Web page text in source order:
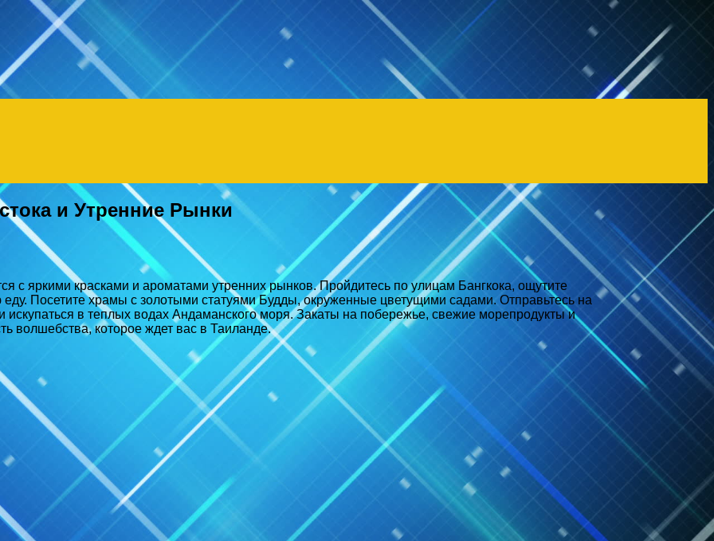
и Утренние Рынки
с яркими красками и ароматами утренних рынков. Пройдитесь по улицам Бангкока, ощутите
Посетите храмы с золотыми статуями Будды, окруженные цветущими садами. Отправьтесь на
в теплых водах Андаманского моря. Закаты на побережье, свежие морепродукты и
волшебства, которое ждет вас в Таиланде.